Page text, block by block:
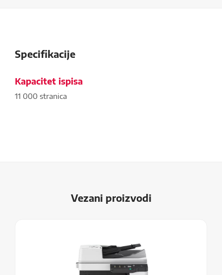
Specifikacije
Kapacitet ispisa
11 000 stranica
Vezani proizvodi